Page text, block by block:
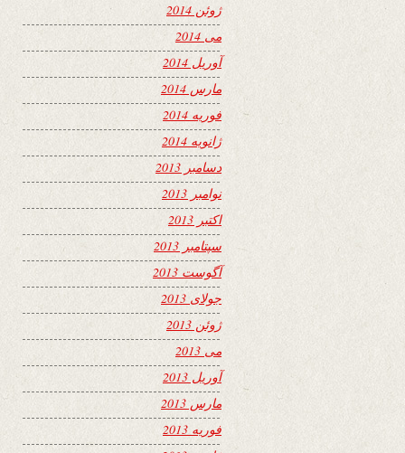
ژوئن 2014
می 2014
آوریل 2014
مارس 2014
فوریه 2014
ژانویه 2014
دسامبر 2013
نوامبر 2013
اکتبر 2013
سپتامبر 2013
آگوست 2013
جولای 2013
ژوئن 2013
می 2013
آوریل 2013
مارس 2013
فوریه 2013